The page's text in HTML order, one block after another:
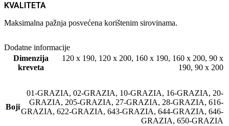
KVALITETA
Maksimalna pažnja posvećena korištenim sirovinama.
Dodatne informacije
Dimenzija
kreveta
120 x 190, 120 x 200, 160 x 190, 160 x 200, 90 x
190, 90 x 200
Boji
01-GRAZIA, 02-GRAZIA, 10-GRAZIA, 16-GRAZIA, 20-
GRAZIA, 205-GRAZIA, 27-GRAZIA, 28-GRAZIA, 616-
GRAZIA, 622-GRAZIA, 643-GRAZIA, 644-GRAZIA, 646-
GRAZIA, 650-GRAZIA